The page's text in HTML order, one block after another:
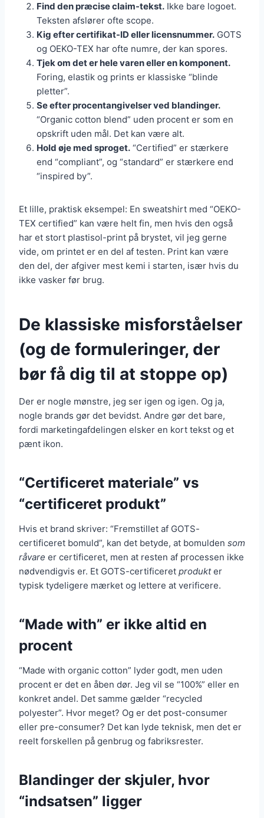
Find den præcise claim-tekst. Ikke bare logoet.
Teksten afslører ofte scope.
Kig efter certifikat-ID eller licensnummer. GOTS
og OEKO-TEX har ofte numre, der kan spores.
Tjek om det er hele varen eller en komponent.
Foring, elastik og prints er klassiske “blinde
pletter”.
Se efter procentangivelser ved blandinger.
“Organic cotton blend” uden procent er som en
opskrift uden mål. Det kan være alt.
Hold øje med sproget. “Certified” er stærkere
end “compliant”, og “standard” er stærkere end
“inspired by”.
Et lille, praktisk eksempel: En sweatshirt med “OEKO-
TEX certified” kan være helt fin, men hvis den også
har et stort plastisol-print på brystet, vil jeg gerne
vide, om printet er en del af testen. Print kan være
den del, der afgiver mest kemi i starten, især hvis du
ikke vasker før brug.
De klassiske misforståelser
(og de formuleringer, der
bør få dig til at stoppe op)
Der er nogle mønstre, jeg ser igen og igen. Og ja,
nogle brands gør det bevidst. Andre gør det bare,
fordi marketingafdelingen elsker en kort tekst og et
pænt ikon.
“Certificeret materiale” vs
“certificeret produkt”
Hvis et brand skriver: “Fremstillet af GOTS-
certificeret bomuld”, kan det betyde, at bomulden som
råvare er certificeret, men at resten af processen ikke
nødvendigvis er. Et GOTS-certificeret produkter
typisk tydeligere mærket og lettere at verificere.
“Made with” er ikke altid en
procent
“Made with organic cotton” lyder godt, men uden
procent er det en åben dør. Jeg vil se “100%” eller en
konkret andel. Det samme gælder “recycled
polyester”. Hvor meget? Og er det post-consumer
eller pre-consumer? Det kan lyde teknisk, men det er
reelt forskellen på genbrug og fabriksrester.
Blandinger der skjuler, hvor
“indsatsen” ligger